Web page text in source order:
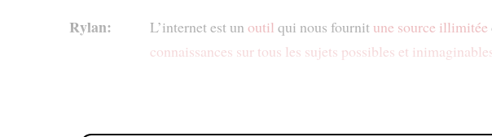
Rylan: L’internet est un outil qui nous fournit une source illimitée
connaissances sur tous les sujets possibles et